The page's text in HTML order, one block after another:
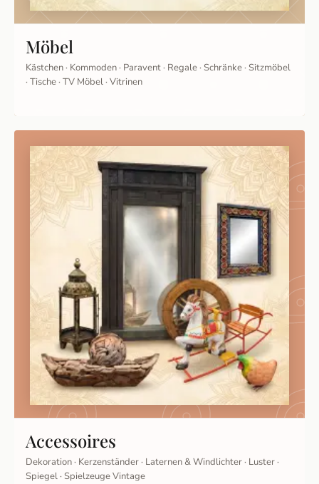
Möbel
Kästchen · Kommoden · Paravent · Regale · Schränke · Sitzmöbel
· Tische · TV Möbel · Vitrinen
Accessoires
Dekoration · Kerzenständer · Laternen & Windlichter · Luster ·
Spiegel · Spielzeuge Vintage